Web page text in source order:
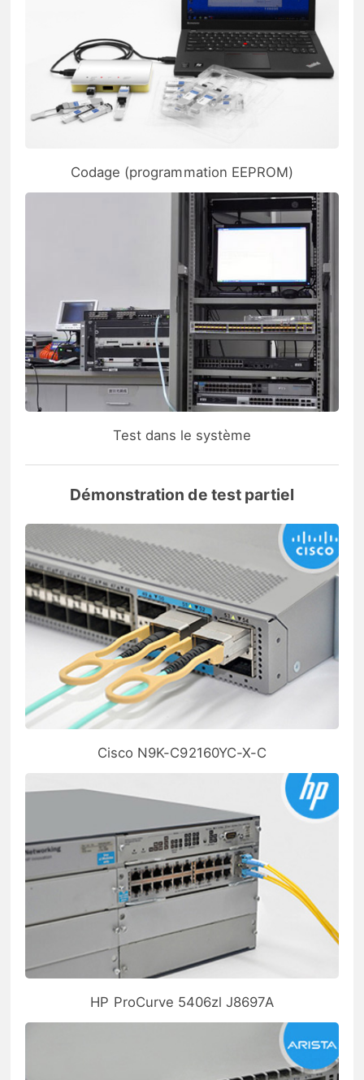
Codage (programmation EEPROM)
Test dans le système
Démonstration de test partiel
Cisco N9K-C92160YC-X-C
HP ProCurve 5406zl J8697A